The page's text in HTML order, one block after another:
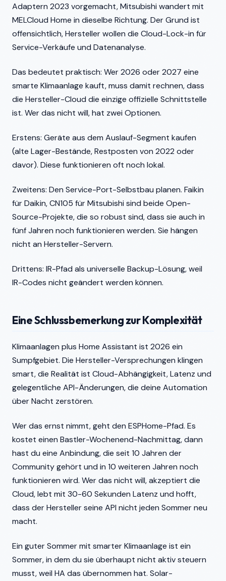
Adaptern 2023 vorgemacht, Mitsubishi wandert mit
MELCloud Home in dieselbe Richtung. Der Grund ist
offensichtlich, Hersteller wollen die Cloud-Lock-in für
Service-Verkäufe und Datenanalyse.
Das bedeutet praktisch: Wer 2026 oder 2027 eine
smarte Klimaanlage kauft, muss damit rechnen, dass
die Hersteller-Cloud die einzige offizielle Schnittstelle
ist. Wer das nicht will, hat zwei Optionen.
Erstens: Geräte aus dem Auslauf-Segment kaufen
(alte Lager-Bestände, Restposten von 2022 oder
davor). Diese funktionieren oft noch lokal.
Zweitens: Den Service-Port-Selbstbau planen. Faikin
für Daikin, CN105 für Mitsubishi sind beide Open-
Source-Projekte, die so robust sind, dass sie auch in
fünf Jahren noch funktionieren werden. Sie hängen
nicht an Hersteller-Servern.
Drittens: IR-Pfad als universelle Backup-Lösung, weil
IR-Codes nicht geändert werden können.
Eine Schlussbemerkung zur Komplexität
Klimaanlagen plus Home Assistant ist 2026 ein
Sumpfgebiet. Die Hersteller-Versprechungen klingen
smart, die Realität ist Cloud-Abhängigkeit, Latenz und
gelegentliche API-Änderungen, die deine Automation
über Nacht zerstören.
Wer das ernst nimmt, geht den ESPHome-Pfad. Es
kostet einen Bastler-Wochenend-Nachmittag, dann
hast du eine Anbindung, die seit 10 Jahren der
Community gehört und in 10 weiteren Jahren noch
funktionieren wird. Wer das nicht will, akzeptiert die
Cloud, lebt mit 30-60 Sekunden Latenz und hofft,
dass der Hersteller seine API nicht jeden Sommer neu
macht.
Ein guter Sommer mit smarter Klimaanlage ist ein
Sommer, in dem du sie überhaupt nicht aktiv steuern
musst, weil HA das übernommen hat. Solar-